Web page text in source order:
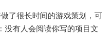
了很长时间的游戏策划，可
没有人会阅读你写的项目文